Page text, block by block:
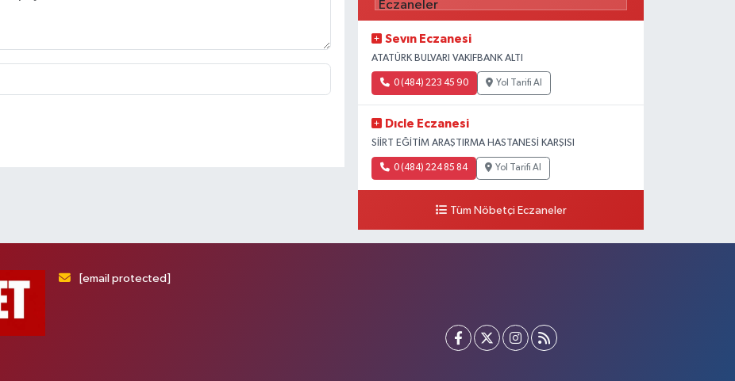
Sevın Eczanesi
ATATÜRK BULVARI VAKIFBANK ALTI
0 (484) 223 45 90 Yol Tarifi Al
Dıcle Eczanesi
SİİRT EĞİTİM ARAŞTIRMA HASTANESİ KARŞISI
0 (484) 224 85 84 Yol Tarifi Al
Tüm Nöbetçi Eczaneler
[email protected]